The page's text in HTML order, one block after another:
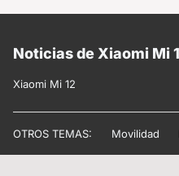
Noticias de Xiaomi Mi
Xiaomi Mi 12
OTROS TEMAS: Movilidad